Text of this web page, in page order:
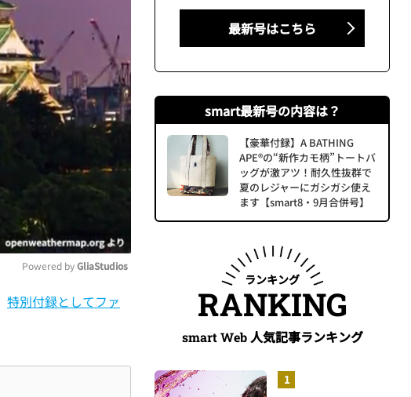
Mute
Powered by GliaStudios
特別付録としてファ
最新号はこちら
smart最新号の内容は？
【豪華付録】A BATHING
APE®の“新作カモ柄”トートバ
ッグが激アツ！耐久性抜群で
夏のレジャーにガシガシ使え
ます【smart8・9月合併号】
ランキング
RANKING
smart Web人気記事ランキング